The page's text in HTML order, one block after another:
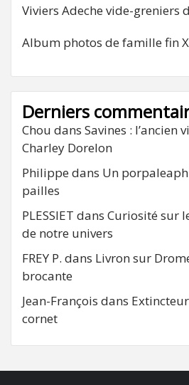
Viviers Adeche vide-greniers
Album photos de famille fin
Derniers
Chou dans Savines : l’ancien
Charley Dorelon
Philippe dans Un
pailles
PLESSIET dans Curiosité sur
de notre univers
FREY P. dans Livron sur
brocante
Jean-François dans
cornet